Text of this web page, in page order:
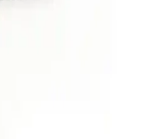
Matkap:
Aleti
torklu ve kablosuz
ideal, dayanıklı ve
özgürlüğü sağlar.